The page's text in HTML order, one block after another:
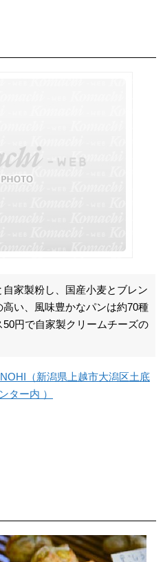
家製粉し、国産小麦とブレン
高い、風味豊かなパンは約70種
円で自家製クリームチーズの
（新潟県上越市大潟区土底
ター内 ）